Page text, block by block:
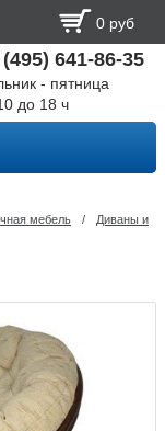
0 руб
641-86-35
- пятница
до 18 ч
мебель / Диваны и